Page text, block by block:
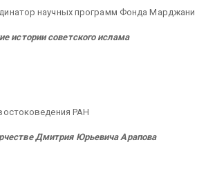
научных программ Фонда Марджани
истории советского ислама
РАН
Дмитрия Юрьевича Арапова